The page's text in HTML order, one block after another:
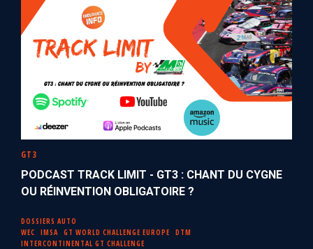
GT3
PODCAST TRACK LIMIT - GT3 : CHANT DU CYGNE
OU RÉINVENTION OBLIGATOIRE ?
DOSSIERS AUTO
WEC
IMSA GT WORLD CHALLENGE EUROPE
DTM
INTERCONTINENTAL GT CHALLENGE